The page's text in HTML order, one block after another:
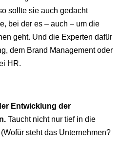
sollte sie auch gedacht
bei der es – auch – um die
geht. Und die Experten dafür
dem Brand Management oder
HR.
Entwicklung der
Taucht nicht nur tief in die
steht das Unternehmen?